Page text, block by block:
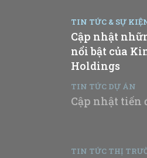
TIN TỨC & SỰ
Cập nhật
nổi bật của
Holdings
TIN TỨC DỰ ÁN
Cập nhật tiến
TIN TỨC THỊ